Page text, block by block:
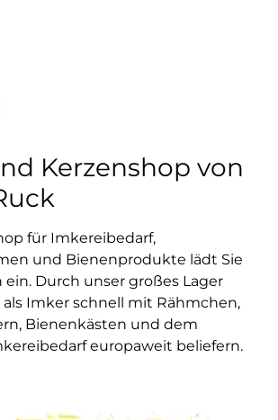
Kerzenshop von
für Imkereibedarf,
und Bienenprodukte lädt Sie
Durch unser großes Lager
Imker schnell mit Rähmchen,
Bienenkästen und dem
europaweit beliefern.